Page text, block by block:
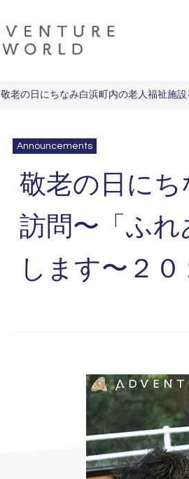
敬老の日にちなみ白浜町内の老人福祉施
Announcements
敬老の日にち
訪問〜「ふれ
します〜２０